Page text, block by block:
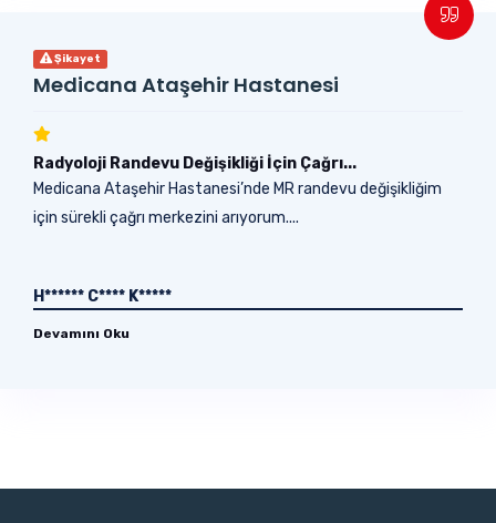
Şikayet
Medicana Ataşehir Hastanesi
Radyoloji Randevu Değişikliği İçin Çağrı...
Medicana Ataşehir Hastanesi’nde MR randevu değişikliğim
için sürekli çağrı merkezini arıyorum....
H****** C**** K*****
Devamını Oku